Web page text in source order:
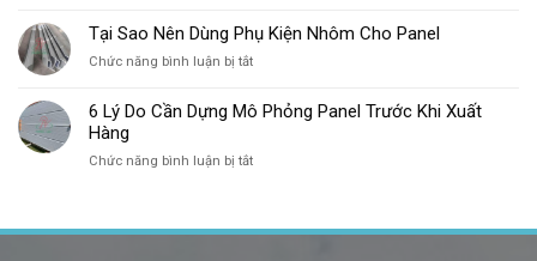
Màu
Xám
Kiện
Nhôm
Thi
Trần
Tại Sao Nên Dùng Phụ Kiện Nhôm Cho Panel
Chức năng bình luận bị tắtở
Sao
Nên
Phụ
6 Lý Do Cần Dựng Mô Phỏng Panel Trước Khi Xuất
Hàng
Chức năng bình luận bị tắtở